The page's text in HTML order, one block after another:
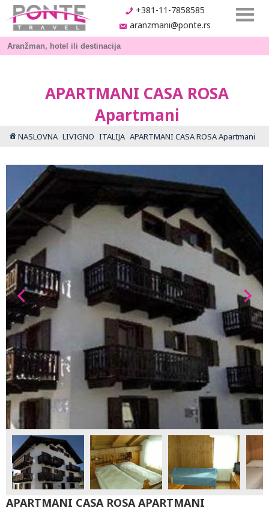
+381-11-7858585
aranzmani@ponte.rs
APARTMANI CASA ROSA
Apartmani
NASLOVNA LIVIGNO ITALIJA APARTMANI CASA ROSA Apartmani
APARTMANI CASA ROSA APARTMANI